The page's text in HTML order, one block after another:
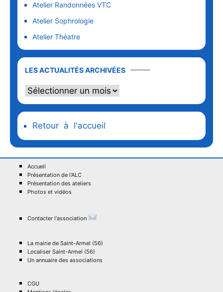
Atelier Randonnées VTC
Atelier Sophrologie
Atelier Théatre
LES ACTUALITÉS ARCHIVÉES
Retour à l'accueil
Accueil
Présentation de l'ALC
Présentation des ateliers
Photos et vidéos
Contacter l'association
La mairie de Saint-Armel (56)
Localiser Saint-Armel (56)
Un annuaire des associations
CGU